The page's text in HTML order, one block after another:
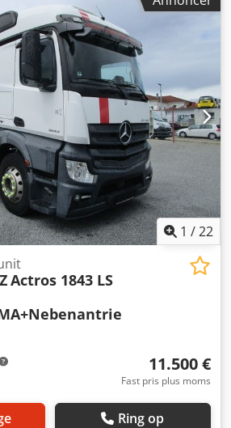
elektronisk stabilitetsprogram (ESP),
, * Multifunktionsrat *
* Sædevarme * Stationær
* Klimaanlæg med
* Træ-/læderrat * Soltag *
----* Hill-Start Assist *
Differentialespærre på bagaksel *
* Sidebeklædning *
* Solskærm ----Internt
Der tages forbehold for fejl og
support tilgængelig! Credpfxjv D
til køretøjet eller brug for
kontakt os gerne nemt via
1 /22
Actros 1843 LS
11.500 €
Fast pris plus moms
Ring op